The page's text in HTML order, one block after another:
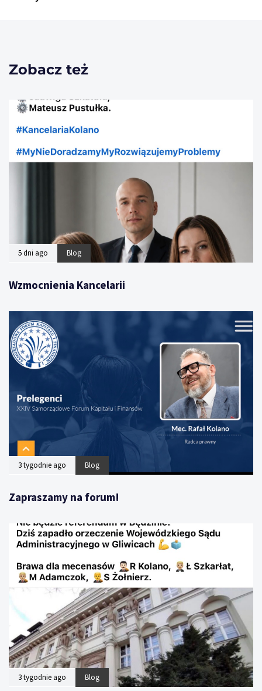
Zobacz też
5 dni ago Blog
Wzmocnienia Kancelarii
3 tygodnie ago Blog
Zapraszamy na forum!
3 tygodnie ago Blog